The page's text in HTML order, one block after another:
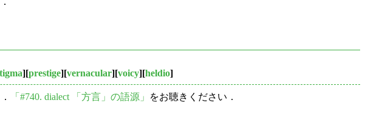
][prestige][vernacular][voicy][heldio]
「#740. dialect 「方言」の語源」 をお聴きください．